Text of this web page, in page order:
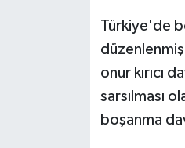
Türkiye'de
onur kırıcı
sarsılması
boşanma